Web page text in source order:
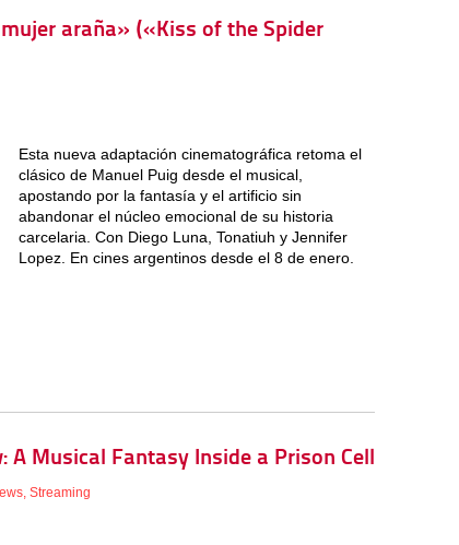
araña» («Kiss of the Spider
Esta nueva adaptación cinematográfica retoma el
clásico de Manuel Puig desde el musical,
apostando por la fantasía y el artificio sin
abandonar el núcleo emocional de su historia
carcelaria. Con Diego Luna, Tonatiuh y Jennifer
Lopez. En cines argentinos desde el 8 de enero.
A Musical Fantasy Inside a Prison Cell
, Streaming